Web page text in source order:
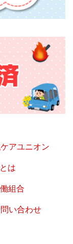
アユニオン
は
組合
い合わせ